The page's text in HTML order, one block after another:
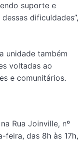
suporte e
dificuldades”,
unidade também
voltadas ao
e comunitários.
Rua Joinville, nº
feira, das 8h às 17h,